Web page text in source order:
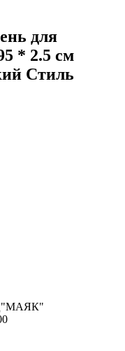
для
* 2.5 см
Стиль